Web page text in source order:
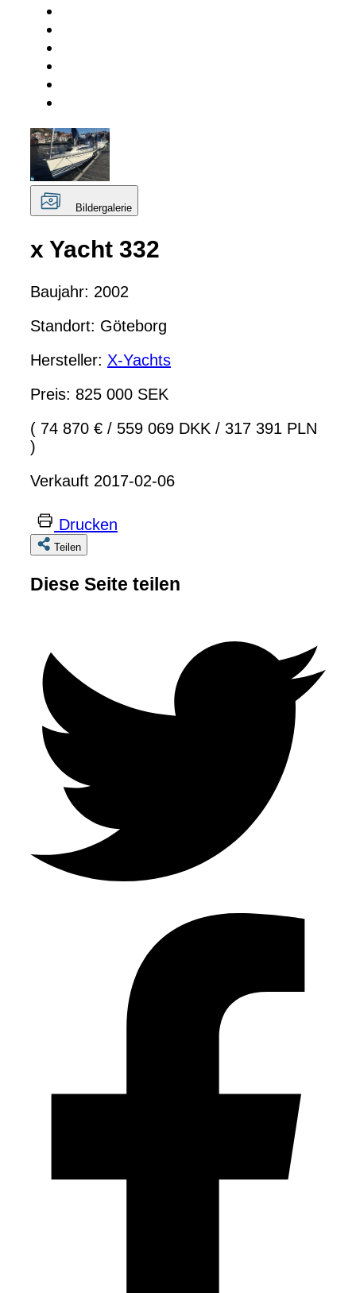
Bildergalerie
x Yacht 332
Baujahr: 2002
Standort: Göteborg
Hersteller: X-Yachts
Preis: 825 000 SEK
( 74 870 € / 559 069 DKK / 317 391 PLN
)
Verkauft 2017-02-06
Drucken
Teilen
Diese Seite teilen